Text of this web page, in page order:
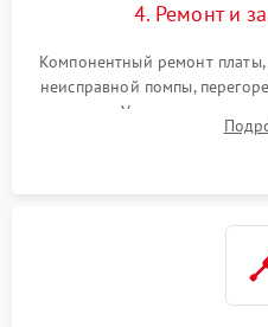
4. Ремонт и
Компонентный ремонт
неисправной помпы,
жерновов. Установка новых
ring) и тефлоновых трубок